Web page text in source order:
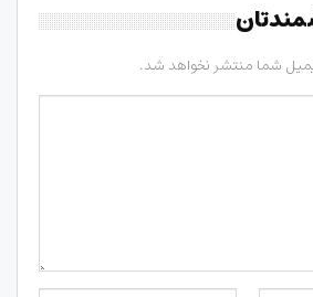
شما منتشر نخواهد شد.